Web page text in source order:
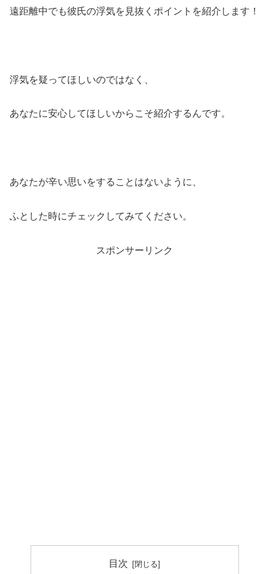
遠距離中でも彼氏の浮気を見抜くポイントを紹介します！
浮気を疑ってほしいのではなく、
あなたに安心してほしいからこそ紹介するんです。
あなたが辛い思いをすることはないように、
ふとした時にチェックしてみてください。
スポンサーリンク
目次